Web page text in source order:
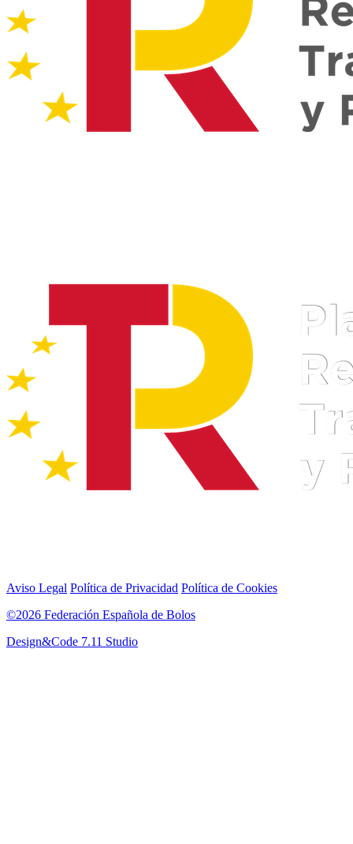
Aviso Legal Política de Privacidad Política de Cookies
©2026 Federación Española de Bolos
Design&Code 7.11 Studio